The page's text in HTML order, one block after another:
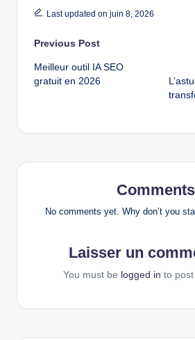
Last updated on juin 8, 2026
Post
navigation
Previous Post
Meilleur outil IA SEO
gratuit en 2026
Comments
No comments yet. Why don’t you
Laisser un
You must be logged in to post